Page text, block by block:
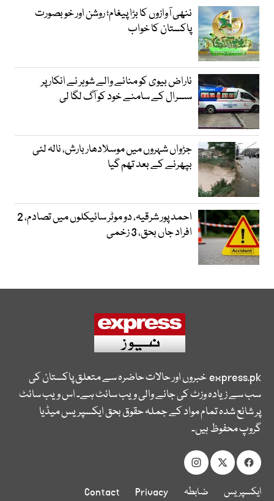
ننھی آوازوں کا بڑا پیغام؛ روشن اور خوبصورت
پاکستان کا خواب
ناراض بیوی کو منانے والے شوہر نے انکار پر
سسرال کے سامنے خود کو آگ لگا لی
جڑواں شہروں میں موسلادھار بارش، نالہ لئی
بپھرنے کے بعد تھم گیا
احمد پور شرقیہ، دو موٹر سائیکلوں میں تصادم، 2
افراد جاں بحق، 3 زخمی
express.pkخبروں اور حالات حاضرہ سے متعلق پاکستان کی
سب سے زیادہ وزٹ کی جانے والی ویب سائٹ ہے۔ اس ویب سائٹ
پر شائع شدہ تمام مواد کے جملہ حقوق بحق ایکسپریس میڈیا
گروپ محفوظ ہیں۔
ایکسپریس ضابطہ Privacy
Contact